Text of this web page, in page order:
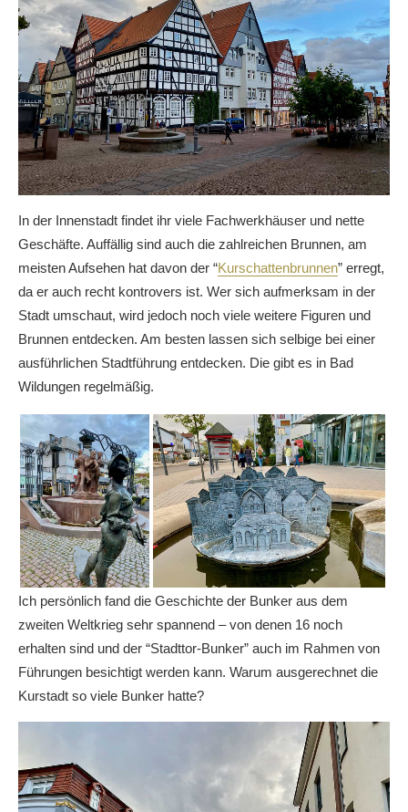
In der Innenstadt findet ihr viele Fachwerkhäuser und nette
Geschäfte. Auffällig sind auch die zahlreichen Brunnen, am
meisten Aufsehen hat davon der “Kurschattenbrunnen” erregt,
da er auch recht kontrovers ist. Wer sich aufmerksam in der
Stadt umschaut, wird jedoch noch viele weitere Figuren und
Brunnen entdecken. Am besten lassen sich selbige bei einer
ausführlichen Stadtführung entdecken. Die gibt es in Bad
Wildungen regelmäßig.
Ich persönlich fand die Geschichte der Bunker aus dem
zweiten Weltkrieg sehr spannend – von denen 16 noch
erhalten sind und der “Stadttor-Bunker” auch im Rahmen von
Führungen besichtigt werden kann. Warum ausgerechnet die
Kurstadt so viele Bunker hatte?